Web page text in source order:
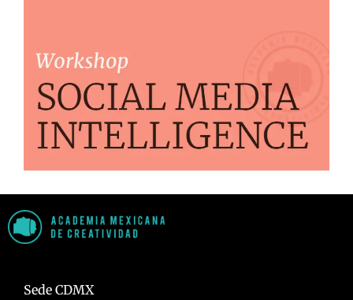
Sede CDMX